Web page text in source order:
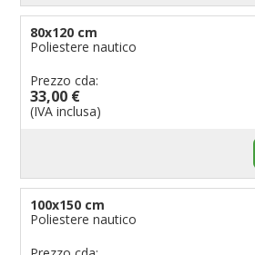
80x120 cm
Poliestere nautico
Prezzo cda:
33,00 €
(IVA inclusa)
100x150 cm
Poliestere nautico